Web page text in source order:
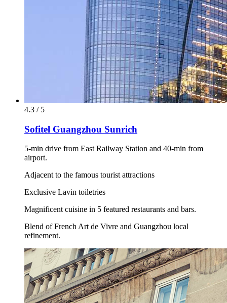
4.3 / 5
Sofitel Guangzhou Sunrich
5-min drive from East Railway Station and 40-min from
airport.
Adjacent to the famous tourist attractions
Exclusive Lavin toiletries
Magnificent cuisine in 5 featured restaurants and bars.
Blend of French Art de Vivre and Guangzhou local
refinement.